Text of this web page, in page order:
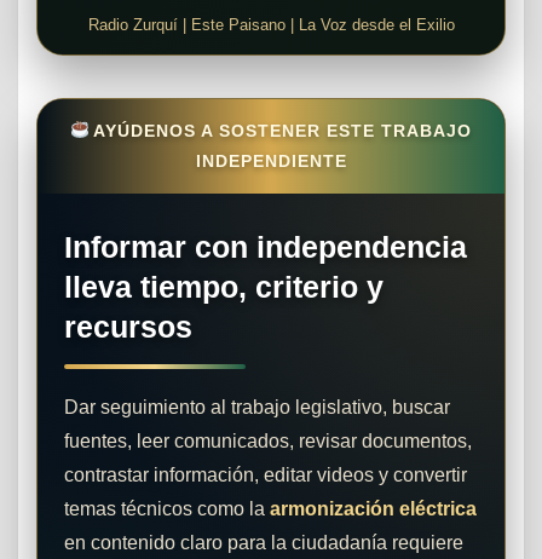
Radio Zurquí | Este Paisano | La Voz desde el Exilio
AYÚDENOS A SOSTENER ESTE TRABAJO
INDEPENDIENTE
Informar con independencia
lleva tiempo, criterio y
recursos
Dar seguimiento al trabajo legislativo, buscar
fuentes, leer comunicados, revisar documentos,
contrastar información, editar videos y convertir
temas técnicos como la armonización eléctrica
en contenido claro para la ciudadanía requiere